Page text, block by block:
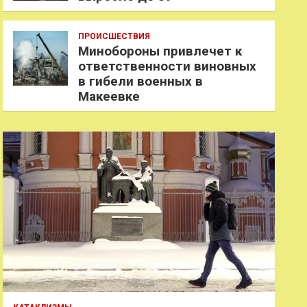
ПРОИСШЕСТВИЯ
Минобороны привлечет к
ответственности виновных
в гибели военных в
Макеевке